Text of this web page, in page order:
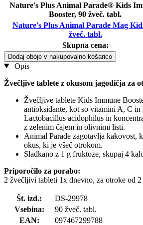
Nature's Plus Animal Parade® Kids
Booster, 90 žveč. tabl.
Nature's Plus Animal Parade Mag
žveč. tabl.
Skupna cena:
Dodaj oboje v nakupovalno košarico
Opis
Žvečljive tablete z okusom jagodičja za
Žvečljive tablete Kids Immune
antioksidante, kot so vitamini A, C
Lactobacillus acidophilus in
z zelenim čajem in olivnimi listi.
Animal Parade zagotavlja kakovost,
okus, ki je všeč otrokom.
Sladkano z 1 g fruktoze, skupaj 4
Priporočilo za porabo:
2 žvečljivi tableti 1x dnevno, za otroke od 2
Št. izd.:
DS-29978
Vsebina:
90 žveč. tabl.
EAN:
097467299788